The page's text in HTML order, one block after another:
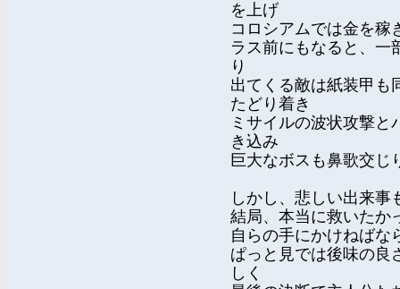
を上げ
コロシアムでは金を稼
ラス前にもなると、一
り
出てくる敵は紙装甲も
たどり着き
ミサイルの波状攻撃と
き込み
巨大なボスも鼻歌交じ
しかし、悲しい出来事
結局、本当に救いたか
自らの手にかけねばな
ぱっと見では後味の良
しく